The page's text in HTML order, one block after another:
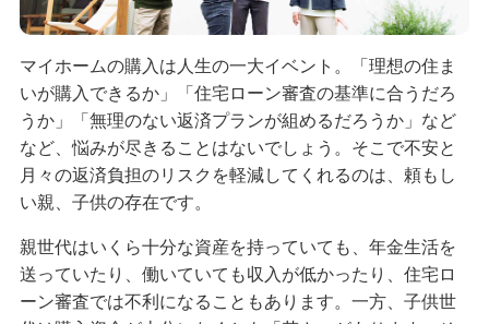
マイホームの購入は人生の一大イベント。「理想の住ま
いが購入できるか」「住宅ローン審査の基準に合うだろ
うか」「無理のない返済プランが組めるだろうか」など
など、悩みが尽きることはないでしょう。そこで不安と
月々の返済負担のリスクを軽減してくれるのは、頼もし
い親、子供の存在です。
親世代はいくら十分な資産を持っていても、年金生活を
送っていたり、働いていても収入が低かったり、住宅ロ
ーン審査では不利になることもあります。一方、子供世